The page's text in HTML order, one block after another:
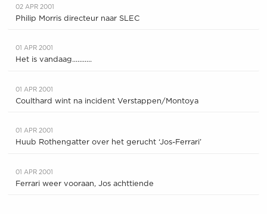
02 APR 2001
Philip Morris directeur naar SLEC
01 APR 2001
Het is vandaag...........
01 APR 2001
Coulthard wint na incident Verstappen/Montoya
01 APR 2001
Huub Rothengatter over het gerucht ‘Jos-Ferrari’
01 APR 2001
Ferrari weer vooraan, Jos achttiende